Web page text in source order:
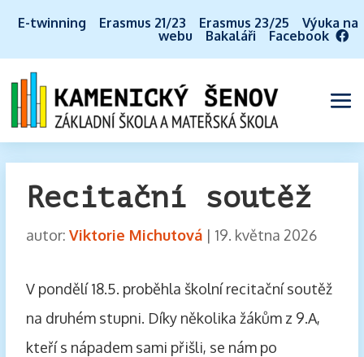
E-twinning Erasmus 21/23 Erasmus 23/25
Výuka na
webu
Bakaláři Facebook
Recitační soutěž
autor: Viktorie Michutová| 19. května 2026
V pondělí 18.5. proběhla školní recitační soutěž
na druhém stupni. Díky několika žákům z 9.A,
kteří s nápadem sami přišli, se nám po